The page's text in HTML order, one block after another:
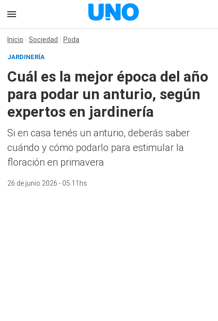
Inicio Sociedad Poda
JARDINERÍA
Cuál es la mejor época del año
para podar un anturio, según
expertos en jardinería
Si en casa tenés un anturio, deberás saber
cuándo y cómo podarlo para estimular la
floración en primavera
26 de junio 2026 - 05:11hs